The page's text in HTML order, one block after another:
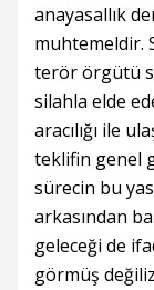
anayasallık
muhtemeldir.
terör örgütü
silahla elde
aracılığı ile
teklifin genel
sürecin bu
arkasından
geleceği de
görmüş